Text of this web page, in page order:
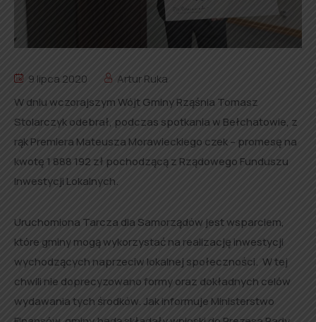
9 lipca 2020
Artur Ruka
W dniu wczorajszym Wójt Gminy Rząśnia Tomasz
Stolarczyk odebrał, podczas spotkania w Bełchatowie, z
rąk Premiera Mateusza Morawieckiego czek – promesę na
kwotę 1 888 192 zł pochodzącą z Rządowego Funduszu
Inwestycji Lokalnych.
Uruchomiona Tarcza dla Samorządów jest wsparciem,
które gminy mogą wykorzystać na realizację inwestycji
wychodzących naprzeciw lokalnej społeczności. W tej
chwili nie doprecyzowano formy oraz dokładnych celów
wydawania tych środków. Jak informuje Ministerstwo